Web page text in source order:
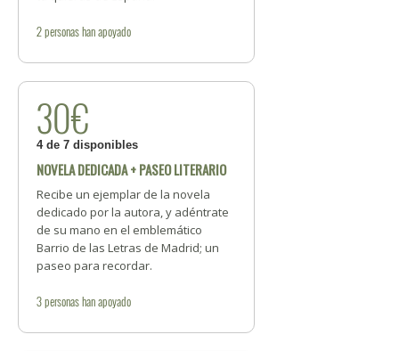
2personashan apoyado
30€
4 de 7 disponibles
NOVELA DEDICADA + PASEO LITERARIO
Recibe un ejemplar de la novela
dedicado por la autora, y adéntrate
de su mano en el emblemático
Barrio de las Letras de Madrid; un
paseo para recordar.
3personashan apoyado